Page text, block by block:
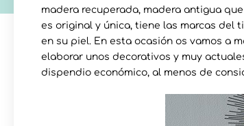
madera recuperada, madera antigua
es original y única, tiene las marcas del
en su piel. En esta ocasión os vamos a
elaborar unos decorativos y muy
dispendio económico, al menos de